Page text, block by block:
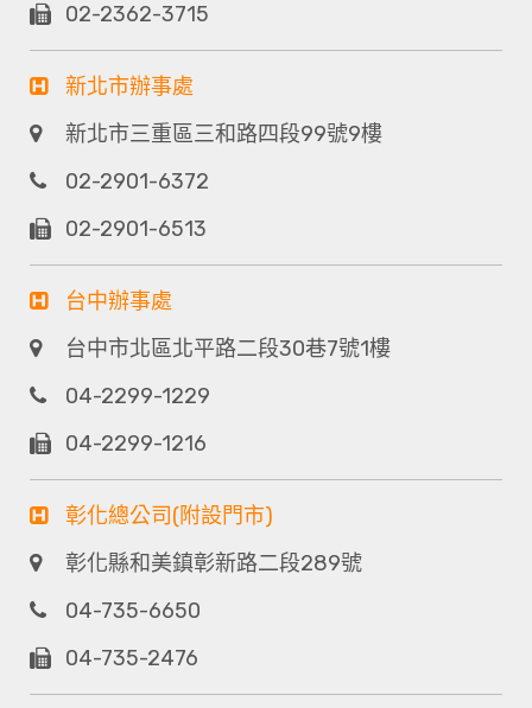
02-2362-3715
新北市辦事處
新北市三重區三和路四段99號9樓
02-2901-6372
02-2901-6513
台中辦事處
台中市北區北平路二段30巷7號1樓
04-2299-1229
04-2299-1216
彰化總公司(附設門市)
彰化縣和美鎮彰新路二段289號
04-735-6650
04-735-2476